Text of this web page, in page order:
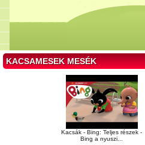
KACSAMESEK MESÉK
Kacsák - Bing: Teljes részek -
Bing a nyuszi...